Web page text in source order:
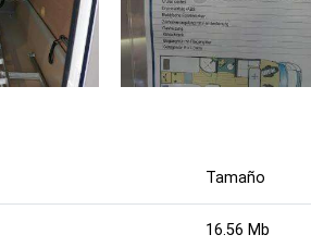
Tamaño
16.56 Mb